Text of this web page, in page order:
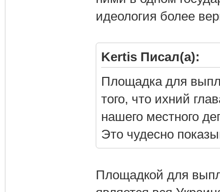
идеология более
Kertis Писал(а):
Площадка для
того, что ихний
нашего местного
Это чудесно
Площадкой для